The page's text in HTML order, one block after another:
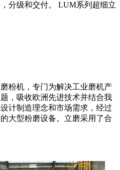
分级和交付。 LUM系列超细立
粉机，专门为解决工业磨机产
，吸收欧洲先进技术并结合我
计制造理念和市场需求，经过
大型粉磨设备。立磨采用了合